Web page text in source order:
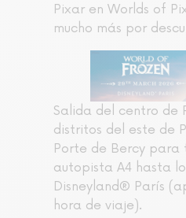
Pixar en Worlds of
mucho más por
Salida del centro de
distritos del este de
Porte de Bercy para
autopista A4 hasta
Disneyland® París
hora de viaje).